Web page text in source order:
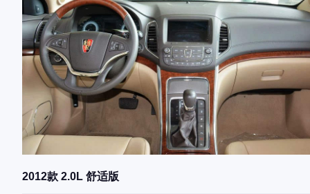
2012款 2.0L 舒适版